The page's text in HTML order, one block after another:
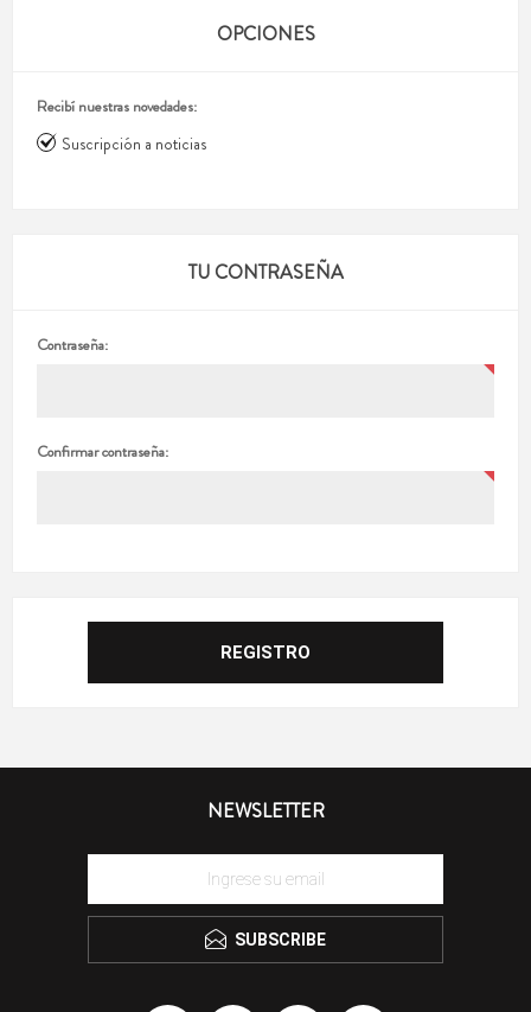
OPCIONES
Recibí nuestras novedades:
Suscripción a noticias
TU CONTRASEÑA
Contraseña:
Confirmar contraseña:
NEWSLETTER
SUBSCRIBE